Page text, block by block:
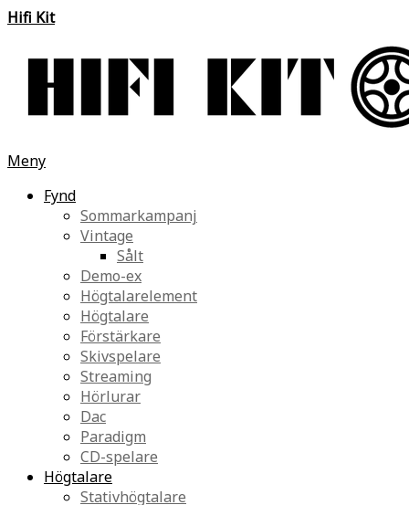
Hifi Kit
Meny
Fynd
Sommarkampanj
Vintage
Sålt
Demo-ex
Högtalarelement
Högtalare
Förstärkare
Skivspelare
Streaming
Hörlurar
Dac
Paradigm
CD-spelare
Högtalare
Stativhögtalare